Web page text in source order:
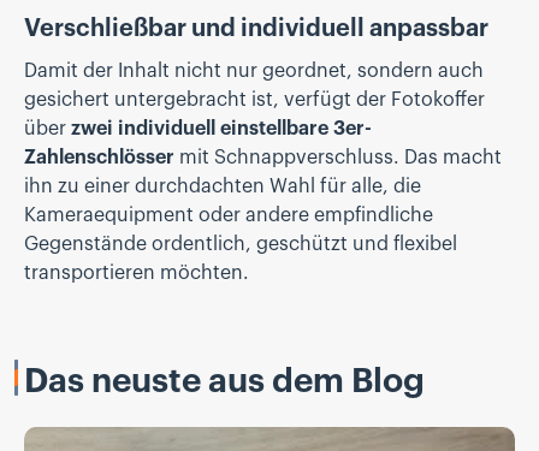
Verschließbar und individuell anpassbar
Damit der Inhalt nicht nur geordnet, sondern auch
gesichert untergebracht ist, verfügt der Fotokoffer
über zwei individuell einstellbare 3er-
Zahlenschlösser mit Schnappverschluss. Das macht
ihn zu einer durchdachten Wahl für alle, die
Kameraequipment oder andere empfindliche
Gegenstände ordentlich, geschützt und flexibel
transportieren möchten.
Das neuste aus dem Blog